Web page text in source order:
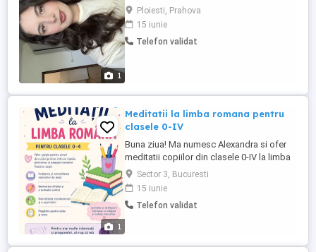
1
engleză începând cu 1 iulie pentru toate
nivelurile. Sunt studentă în anul al II-lea la
Facultatea de Litere din cadrul Universității
București, la specializarea Română-
Ploiesti, Prahova
15 iunie
Telefon validat
1
Meditatii la limba romana pentru
clasele 0-IV
Buna ziua! Ma numesc Alexandra si ofer
meditatii copiilor din clasele 0-IV la limba
romana. Am doua specializari, psihologie
si filologie si abordarea mea este
interdisciplinara, cu accent si pe
dezvoltarea gandirii critice, prin metode
Sector 3, Bucuresti
15 iunie
Telefon validat